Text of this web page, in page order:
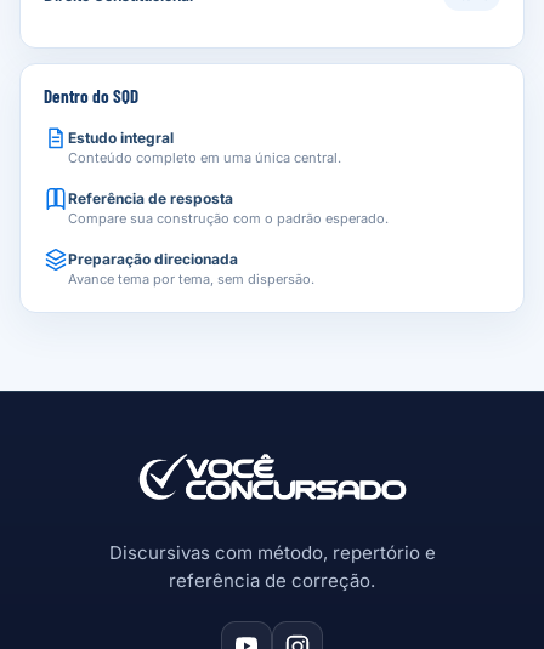
Dentro do SQD
Estudo integral
Conteúdo completo em uma única central.
Referência de resposta
Compare sua construção com o padrão esperado.
Preparação direcionada
Avance tema por tema, sem dispersão.
Discursivas com método, repertório e
referência de correção.